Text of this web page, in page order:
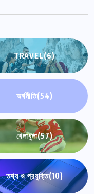
TRAVEL(6)
অর্থনীতি(54)
খেলাধুলা(57)
তথ্য ও প্রযুক্তি(10)